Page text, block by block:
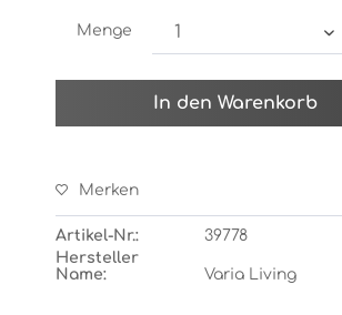
Menge
In den Warenkorb
Merken
Artikel-Nr.:
39778
Hersteller
Name:
Varia Living